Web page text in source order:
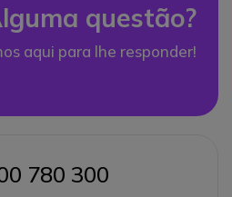
questão?
aqui para lhe responder!
780 300